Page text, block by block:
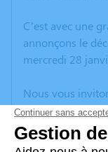
C’est avec une
annonçons le
mercredi 28
Nous vous
vos
anecdote ou
poèmes ou des